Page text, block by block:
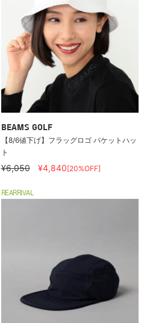
BEAMS GOLF
【8/6値下げ】フラッグロゴ バケットハッ
ト
¥6,050 ¥4,840[20%OFF]
REARRIVAL